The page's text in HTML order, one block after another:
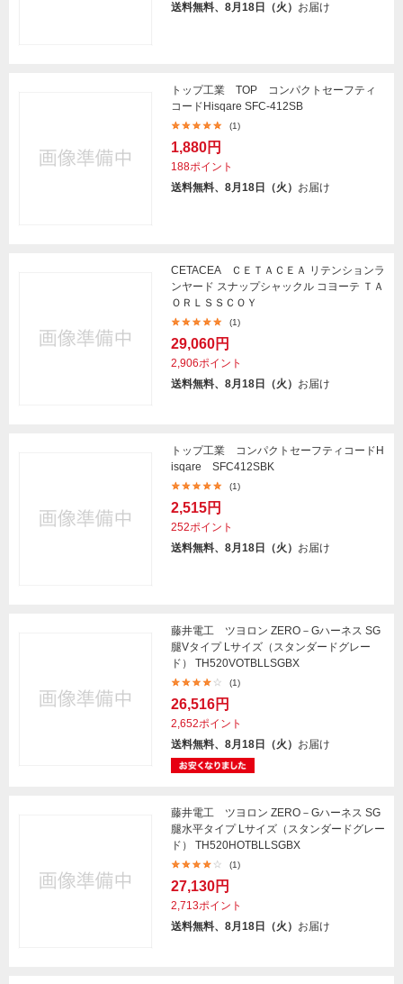
送料無料、8月18日（火） お届け
トップ工業 TOP コンパクトセーフティ
コードHisqare SFC-412SB
(1)
1,880円
188ポイント
送料無料、8月18日（火） お届け
CETACEA ＣＥＴＡＣＥＡ リテンションラ
ンヤード スナップシャックル コヨーテ ＴＡ
ＯＲＬＳＳＣＯＹ
(1)
29,060円
2,906ポイント
送料無料、8月18日（火） お届け
トップ工業 コンパクトセーフティコードH
isqare SFC412SBK
(1)
2,515円
252ポイント
送料無料、8月18日（火） お届け
藤井電工 ツヨロン ZERO－Gハーネス SG
腿Vタイプ Lサイズ（スタンダードグレー
ド） TH520VOTBLLSGBX
(1)
26,516円
2,652ポイント
送料無料、8月18日（火） お届け
藤井電工 ツヨロン ZERO－Gハーネス SG
腿水平タイプ Lサイズ（スタンダードグレー
ド） TH520HOTBLLSGBX
(1)
27,130円
2,713ポイント
送料無料、8月18日（火） お届け